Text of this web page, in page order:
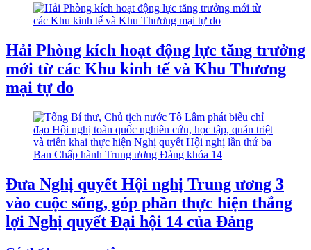
Hải Phòng kích hoạt động lực tăng trưởng
mới từ các Khu kinh tế và Khu Thương
mại tự do
Đưa Nghị quyết Hội nghị Trung ương 3
vào cuộc sống, góp phần thực hiện thắng
lợi Nghị quyết Đại hội 14 của Đảng